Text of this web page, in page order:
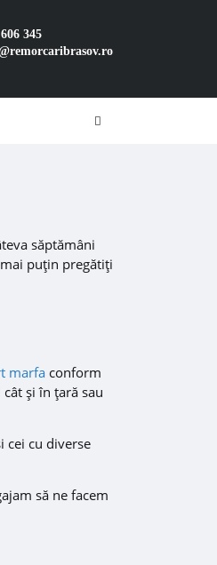
345
săptămâni
puțin pregătiți
marfa conform
și în țară sau
cei cu diverse
să ne facem